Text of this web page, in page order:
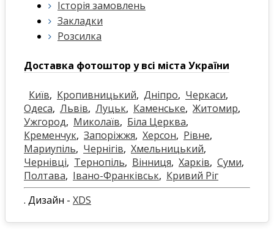
Історія замовлень
Закладки
Розсилка
Доставка фотоштор у всі міста України
Київ, Кропивницький, Дніпро, Черкаси,
Одеса, Львів, Луцьк, Каменське, Житомир,
Ужгород, Миколаїв, Біла Церква,
Кременчук, Запоріжжя, Херсон, Рівне,
Мариупіль, Чернігів, Хмельницький,
Чернівці, Тернопіль, Вінниця, Харків, Суми,
Полтава, Івано-Франківськ, Кривий Ріг
. Дизайн - XDS